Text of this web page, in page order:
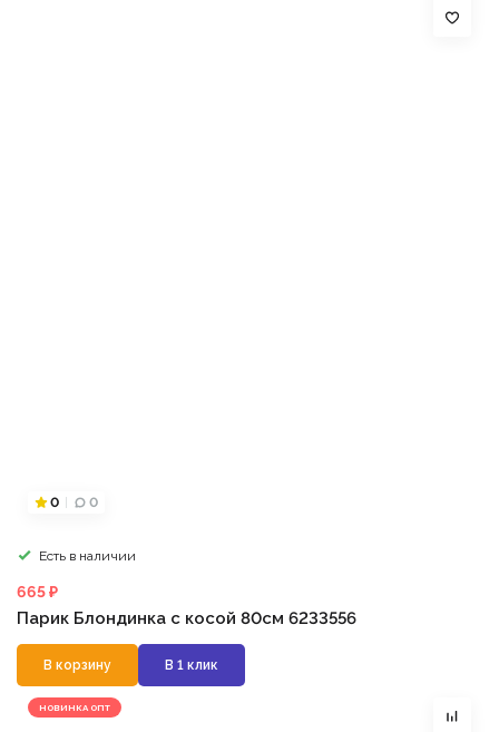
0 0
Есть в наличии
665 ₽
Парик Блондинка с косой 80см 6233556
В корзину В 1 клик
НОВИНКА ОПТ